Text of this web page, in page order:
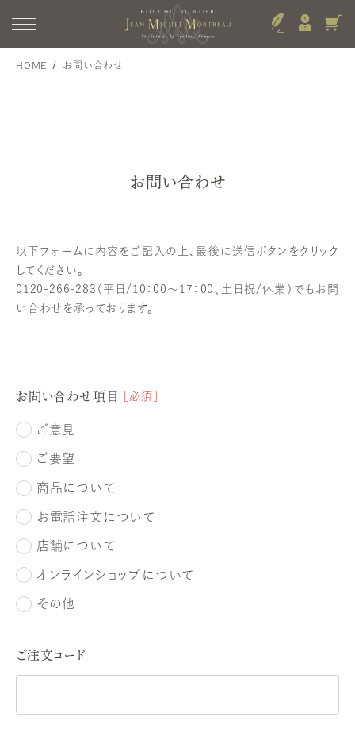
HOME お問い合わせ
お問い合わせ
以下フォームに内容をご記入の上、最後に送信ボタンをクリック
してください。
0120-266-283 （平日/10：00～17：00、土日祝/休業）でもお問
い合わせを承っております。
お問い合わせ項目 必須
ご意見
ご要望
商品について
お電話注文について
店舗について
オンラインショップについて
その他
ご注文コード